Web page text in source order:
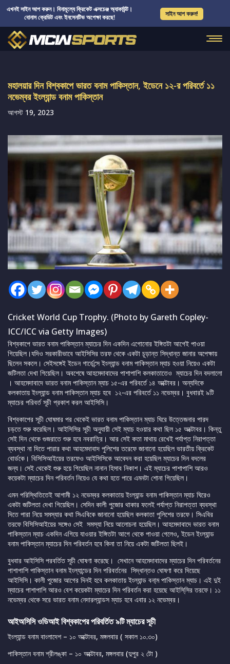
এখনই সাইন আপ করুন। বিনামূল্যে ক্রিকেট এক্সচেঞ্জ অ্যাকাউন্ট।
বোনাস ক্রেডিট এবং ইনসেনটিভ অপেক্ষা করছে!
সাইন আপ করুন!
মহালয়ার দিন বিশ্বকাপে ভারত বনাম পাকিস্তান, ইডেনে ১২-র পরিবর্তে ১১
নভেম্বর ইংল্যান্ড বনাম পাকিস্তান
আগস্ট 19, 2023
Cricket World Cup Trophy. (Photo by Gareth Copley-
ICC/ICC via Getty Images)
বিশ্বকাপে ভারত বনাম পাকিস্তান ম্যাচের দিন একদিন এগোনোর ইঙ্গিতটা আগেই পাওয়া
গিয়েছিল।যদিও সরকারীভাবে আইসিসির তরফ থেকে একটা চূড়ান্ত সিদ্ধান্ত জানার অপেক্ষায়
ছিলেন সকলে। সেইসঙ্গেই ইডেন গার্ডেন্সে ইংল্যান্ড বনাম পাকিস্তান ম্যাচ হওয়া নিয়েও একটা
জটিলতা দেখা গিয়েছিল। অবশেষে আহমেদাবাদের পাশাপাশি কলকাতাতেও ম্যাচের দিন বদলালো
। আহমেদাবাদে ভারত বনাম পাকিস্তান ম্যাচ ১৫-এর পরিবর্তে ১৪ অক্টোবর। অন্যদিকে
কলকাতায় ইংল্যান্ড বনাম পাকিস্তান ম্যাচ হবে ১২-এর পরিবর্তে ১১ নভেম্বর। বুধবারই ৯টি
ম্যাচের পরিবর্ত সূচী প্রকাশ করল আইসিসি।
বিশ্বকাপের সূচী ঘোষমার পর থেকেই ভারত বনাম পাকিস্তান ম্যাচ ঘিরে উত্তেজনার পারদ
চড়তে শুরু করেছিল। আইসিসির সূচী অনুযায়ী সেই ম্যাচ হওয়ার কথা ছিল ১৫ অক্টোবর। কিন্তু
সেই দিন থেকে গুজরাতে শুরু হবে নবরাত্রি। আর সেই কতা মাথায় রেখেই পর্যাপ্ত নিরাপত্তা
ব্যবস্থা না দিতে পারার কথা আহমেদাবাদ পুলিশের তরেফে জানানো হয়েছিল ভারতীয় ক্রিকেট
বোর্ডকে। বিসিসিআইয়ের তরফেও আইসিসিকে আবেদন করা হয়েছিল ম্যাচের দিন বদলের
জন্য। সেই থেকেই শুরু হয়ে গিয়েছিল নানান হিসাব নিকাশ। এই ম্যাচের পাশাপাশি আরও
কয়েকটা ম্যাচের দিন পরিবর্তন নিয়েও যে কথা হতে পারে এমনটা শোনা গিয়েছিল।
এমন পরিস্থিতিতেই আগামী ১২ নভেম্বর কলকাতায় ইংল্যান্ড বনাম পাকিস্তান ম্যাচ ঘিরেও
একটা জটিলতা দেখা গিয়েছিল। সেদিন কালী পুজোর থাকার ফলেই পর্যাপ্ত নিরাপত্তা ব্যবস্থা
দিতে পারা নিয়ে সমস্যার কথা সিএবিকে জানানো হয়েছিল কলকাতা পুলিশের তরফে। সিএবির
তরফে বিসিসিআইয়ের সঙ্গেও সেই সমস্যা নিয়ে আলোচনা হয়েছিল। আহমেদাবাদে ভারত বনাম
পাকিস্তান ম্যাচ একদিন এগিয়ে যাওয়ার ইঙ্গিতটা আগে থেকে পাওয়া গেলেও, ইডেন ইংল্যান্ড
বনাম পাকিস্তান ম্যাচের দিন পরিবর্তন হবে কিনা তা নিয়ে একটা জটিলতা ছিলই।
বুধবার আইসিসি পরবর্তিত সূচী ঘোষণা করেছে। সেখানে আহমেদাবাদের ম্যাচের দিন পরিবর্তনের
পাশাপাশি পাকিস্তান বনাম ইংল্যান্ডের দিন পরিবর্তনের সিদ্ধান্তও ঘোষণা করে দিয়েছে
আইসিসি। কালী পুজোর আগের দিনই হবে কলকাতায় ইংল্যান্ড বনা্ম পাকিস্তান ম্যাচ। এই দুই
ম্যাচের পাশাপাশি আরও বেশ কয়েকটা ম্যাচের দিন পরিবর্তন করা হয়েছে আইসি্সির তরফে। ১১
নভেম্বর থেকে সরে ভারত বনাম নেদারল্যান্ডস ম্যাচ হবে এবার ১২ নভেম্বর।
আইঅসিসি ওডিআই বিশ্বকাপের পরিবর্তিত ৯টি ম্যাচের সূচী
ইংল্যান্ড বনাম বাংলাদেশ – ১০ অক্টোবর, মঙ্গলবার ( সকাল ১০.৩০)
পাকিস্তান বনাম শ্রীলঙ্কা – ১০ অক্টোবর, মঙ্গলবার (দুপুর ২ টো )